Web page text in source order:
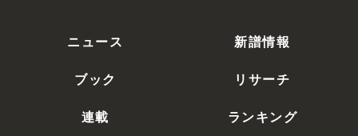
ニュース
新譜情報
ブック
リサーチ
連載
ランキング